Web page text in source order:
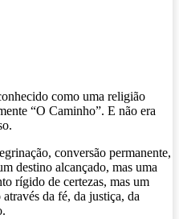
como uma religião
“O Caminho”. E não era
conversão permanente,
destino alcançado, mas uma
rígido de certezas, mas um
da fé, da justiça, da